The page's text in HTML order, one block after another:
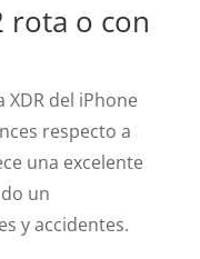
rota o con
XDR del iPhone
respecto a
una excelente
un
y accidentes.